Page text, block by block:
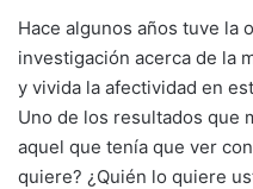
Hace algunos años tuve la
investigación acerca de la
y vivida la afectividad en
Uno de los resultados que
aquel que tenía que ver
quiere? ¿Quién lo quiere